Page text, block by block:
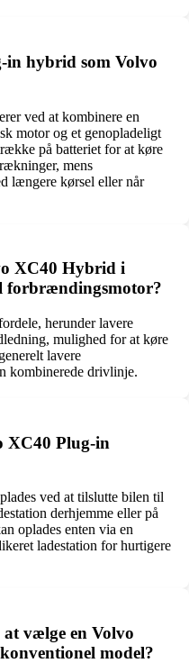
in hybrid som Volvo
ved at kombinere en
motor og et genopladeligt
på batteriet for at køre
mens
længere kørsel eller når
XC40 Hybrid i
forbrændingsmotor?
herunder lavere
mulighed for at køre
lavere
kombinerede drivlinje.
XC40 Plug-in
ved at tilslutte bilen til
derhjemme eller på
oplades enten via en
ladestation for hurtigere
vælge en Volvo
model?